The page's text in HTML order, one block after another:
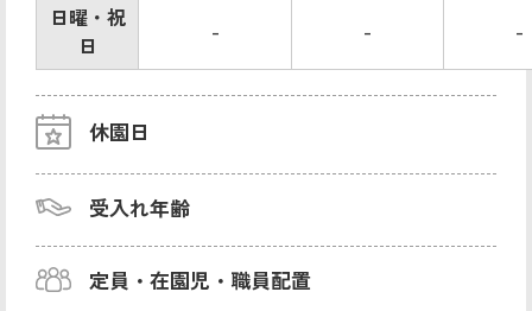
日曜・祝
日
- - -
休園日
受入れ年齢
定員・在園児・職員配置